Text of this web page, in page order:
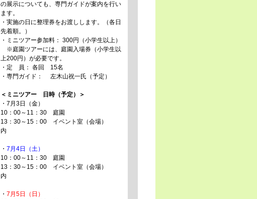
の展示についても、専門ガイドが案内を行い
ます。
・実施の日に整理券をお渡しします。（各日
先着順。）
・ミニツアー参加料： 300円（小学生以上）
※庭園ツアーには、庭園入場券（小学生以
上200円）が必要です。
・定 員： 各回 15名
・専門ガイド： 左木山祝一氏（予定）
＜ミニツアー 日時（予定）＞
・7月3日（金）
10：00～11：30 庭園
13：30～15：00 イベント室（会場）
内
・ 7月4日（土）
10：00～11：30 庭園
13：30～15：00 イベント室（会場）
内
・ 7月5日（日）